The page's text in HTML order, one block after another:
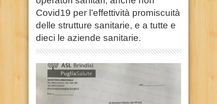
Covid19 per l’effettività promiscuità
delle strutture sanitarie, e a tutte e
dieci le aziende sanitarie.